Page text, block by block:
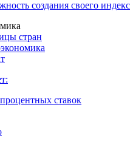
индекс
создания своего индекса
стран
ставок